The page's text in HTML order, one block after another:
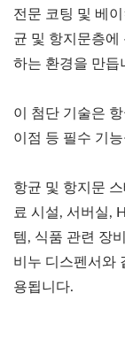
전문 코팅 및 베
균 및 항지문층에
하는 환경을 만듭
이 첨단 기술은
이점 등 필수 기
항균 및 항지문
료 시설, 서버실,
템, 식품 관련 장
비누 디스펜서와
용됩니다.